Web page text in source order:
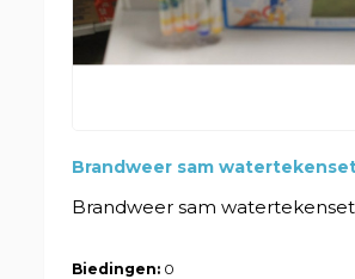
Brandweer sam
Brandweer sam watertekenset
Biedingen: 0